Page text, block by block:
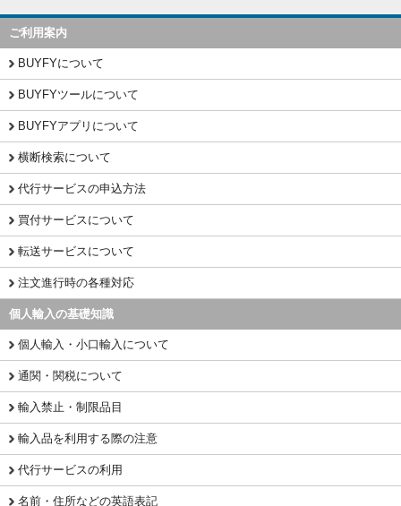
ご利用案内
BUYFYについて
BUYFYツールについて
BUYFYアプリについて
横断検索について
代行サービスの申込方法
買付サービスについて
転送サービスについて
注文進行時の各種対応
個人輸入の基礎知識
個人輸入・小口輸入について
通関・関税について
輸入禁止・制限品目
輸入品を利用する際の注意
代行サービスの利用
名前・住所などの英語表記